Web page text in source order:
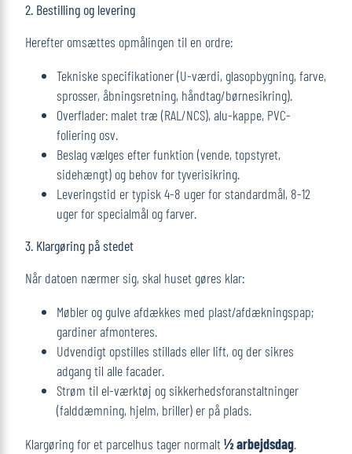
2. Bestilling og levering
Herefter omsættes opmålingen til en ordre:
Tekniske specifikationer (U-værdi, glasopbygning, farve,
sprosser, åbningsretning, håndtag/børnesikring).
Overflader: malet træ (RAL/NCS), alu-kappe, PVC-
foliering osv.
Beslag vælges efter funktion (vende, topstyret,
sidehængt) og behov for tyverisikring.
Leveringstid er typisk 4-8 uger for standardmål, 8-12
uger for specialmål og farver.
3. Klargøring på stedet
Når datoen nærmer sig, skal huset gøres klar:
Møbler og gulve afdækkes med plast/afdækningspap;
gardiner afmonteres.
Udvendigt opstilles stillads eller lift, og der sikres
adgang til alle facader.
Strøm til el-værktøj og sikkerhedsforanstaltninger
(falddæmning, hjelm, briller) er på plads.
Klargøring for et parcelhus tager normalt ½ arbejdsdag.